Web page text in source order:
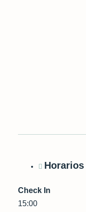
Horarios
Check In
15:00